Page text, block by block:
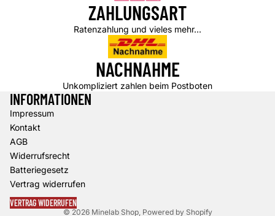
ZAHLUNGSART
Ratenzahlung und vieles mehr...
NACHNAHME
Unkompliziert zahlen beim Postboten
INFORMATIONEN
Impressum
Kontakt
AGB
Widerrufsrecht
Batteriegesetz
Vertrag widerrufen
VERTRAG WIDERRUFEN
© 2026 Minelab Shop, Powered by Shopify
Datenschutzerklärung
Widerrufsrecht
AGB
Versand
Kontaktinformationen
Impressum